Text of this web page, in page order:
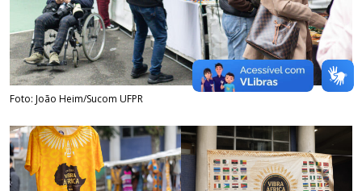
Foto: João Heim/Sucom UFPR